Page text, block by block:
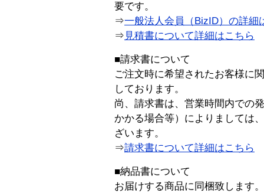
要です。
⇒一般法人会員（BizID）の詳細
⇒ 見積書について詳細はこちら
■請求書について
ご注文時に希望されたお客様に
しております。
尚、請求書は、営業時間内での
かかる場合等）によりましては
ざいます。
⇒請求書について詳細はこちら
■納品書について
お届けする商品に同梱致します。